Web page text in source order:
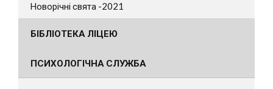
Новорічні свята -2021
БІБЛІОТЕКА ЛІЦЕЮ
ПСИХОЛОГІЧНА СЛУЖБА